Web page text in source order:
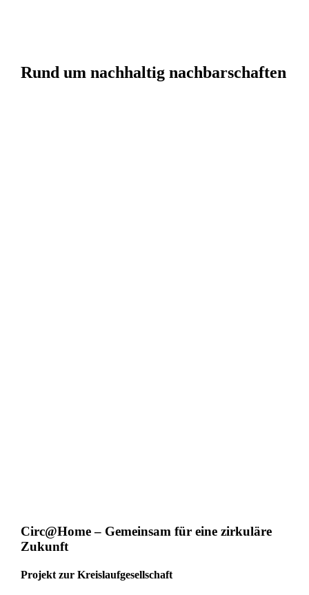
Rund um nachhaltig nachbarschaften
Circ@Home – Gemeinsam für eine zirkuläre
Zukunft
Projekt zur Kreislaufgesellschaft